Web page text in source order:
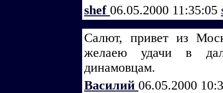
shef 06.05.2000 11:35:05
Салют, привет из
желаею удачи в
динамовцам.
Василий 06.05.2000